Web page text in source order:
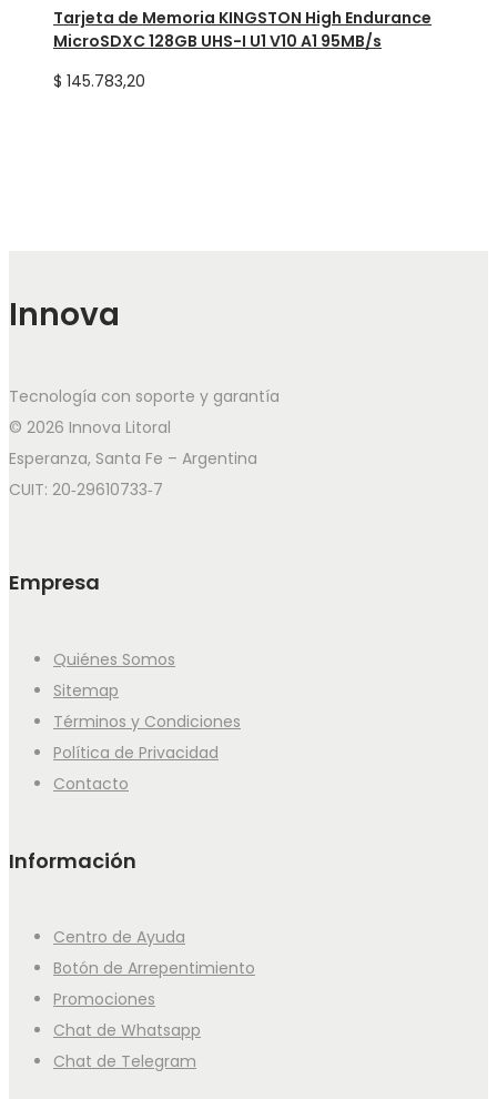
Tarjeta de Memoria KINGSTON High Endurance
MicroSDXC 128GB UHS-I U1 V10 A1 95MB/s
$ 145.783,20
Innova
Tecnología con soporte y garantía
© 2026 Innova Litoral
Esperanza, Santa Fe – Argentina
CUIT: 20‑29610733‑7
Empresa
Quiénes Somos
Sitemap
Términos y Condiciones
Política de Privacidad
Contacto
Información
Centro de Ayuda
Botón de Arrepentimiento
Promociones
Chat de Whatsapp
Chat de Telegram